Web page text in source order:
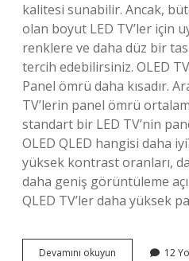
kalitesi sunabilir. Ancak,
olan boyut LED TV’ler için
renklere ve daha düz bir
tercih edebilirsiniz. OLED
Panel ömrü daha kısadır.
TV’lerin panel ömrü
standart bir LED TV’nin
OLED QLED hangisi daha
yüksek kontrast oranları,
daha geniş görüntüleme
QLED TV’ler daha yüksek
Devamını okuyun 12